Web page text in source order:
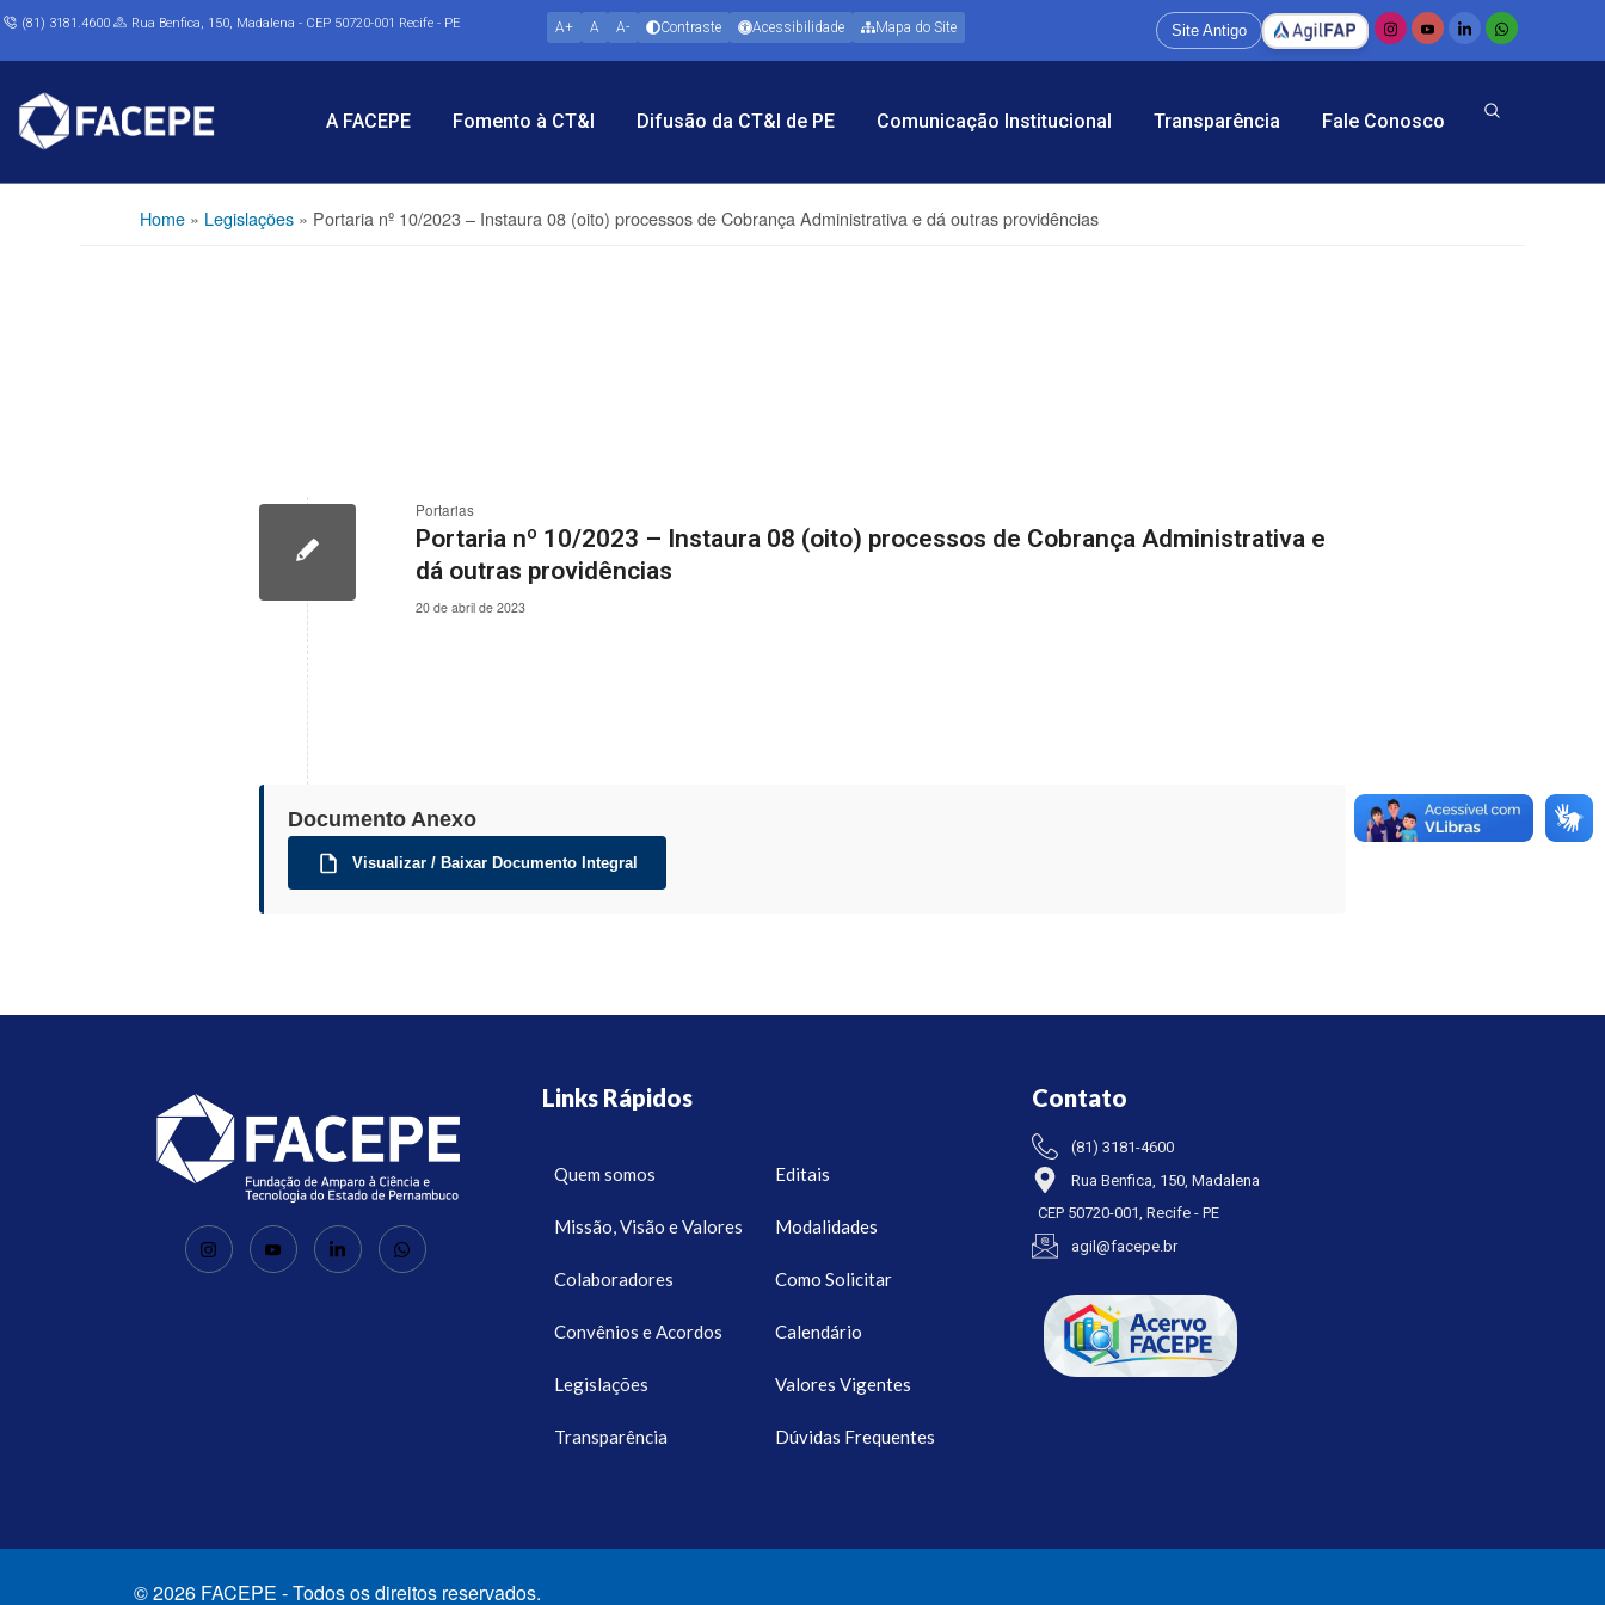
Home » Legislações » Portaria nº 10/2023 – Instaura 08 (oito) processos de Cobrança Administrativa e dá outras providências
(81) 3181.4600 Rua Benfica, 150, Madalena - CEP 50720-001 Recife - PE A+ A A- Contraste Acessibilidade Mapa do Site Site Antigo
A FACEPE Fomento à CT&I Difusão da CT&I de PE Comunicação Institucional Transparência Fale Conosco
Portarias
Portaria nº 10/2023 – Instaura 08 (oito) processos de Cobrança Administrativa e
dá outras providências
20 de abril de 2023
Documento Anexo
Visualizar / Baixar Documento Integral
Links Rápidos
Quem somos
Missão, Visão e Valores
Colaboradores
Convênios e Acordos
Legislações
Transparência
Editais
Modalidades
Como Solicitar
Calendário
Valores Vigentes
Dúvidas Frequentes
Contato
(81) 3181-4600
Rua Benfica, 150, Madalena
CEP 50720-001, Recife - PE
agil@facepe.br
© 2026 FACEPE - Todos os direitos reservados.